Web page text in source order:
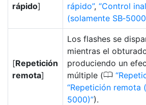
rápido]
rápido ,
Control
(solamente
[Repetición
remota]
Los flashes se
mientras el
produciendo un
múltiple (0
Repetición remota
5000) ).